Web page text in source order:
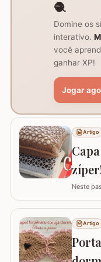
🧶
Domine os
interativo.
você
ganhar XP!
Jogar
Artigo
Neste
fechar.
vamos
precisar
Círculo
Artigo